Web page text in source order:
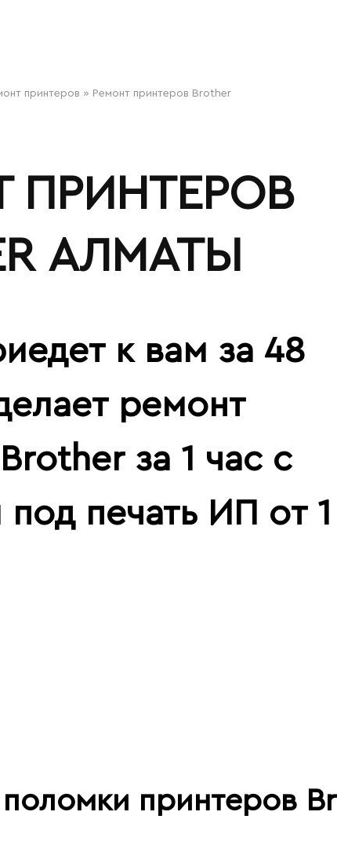
принтеров » Ремонт принтеров Brother
ПРИНТЕРОВ
АЛМАТЫ
к вам за 48
ремонт
за 1 час с
под печать ИП от 1
принтеров